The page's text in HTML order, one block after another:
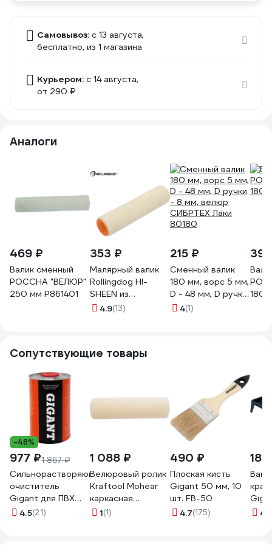
Самовывоз: c 13 августа,
бесплатно, из 1 магазина
Курьером: c 14 августа,
от 290 ₽
Аналоги
469 ₽
Валик сменный
РОССНА "ВЕЛЮР"
250 мм Р861401
353 ₽
Малярный валик
Rollingdog HI-
SHEEN из
синтетического
4.9(13)
215 ₽
Сменный валик
180 мм, ворс 5 мм,
D - 48 мм, D ручки
- 8 мм, велюр
4(1)
180
Сопутствующие товары
-48%
977 ₽1 867 ₽
Сильнорастворяющий
очиститель
Gigant для ПВХ
1000 мл GPC-5
4.5(21)
1 088 ₽
Велюровый ролик
Kraftool Mohear
каркасная
система 180 мм 1-
1(1)
490 ₽
Плоская кисть
Gigant 50 мм, 10
шт. FB-50
4.7(175)
4.6